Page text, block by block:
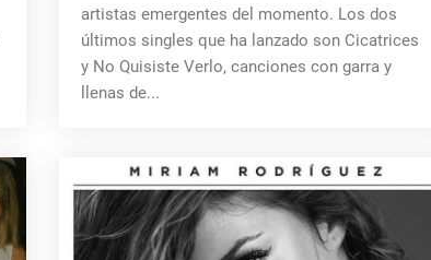
artistas emergentes del momento. Los dos
últimos singles que ha lanzado son Cicatrices
y No Quisiste Verlo, canciones con garra y
llenas de...